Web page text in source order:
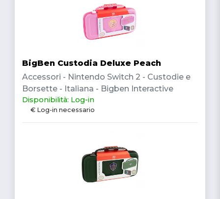
BigBen Custodia Deluxe Peach
Accessori - Nintendo Switch 2 - Custodie e
Borsette - Italiana - Bigben Interactive
Disponibilità: Log-in
€ Log-in necessario